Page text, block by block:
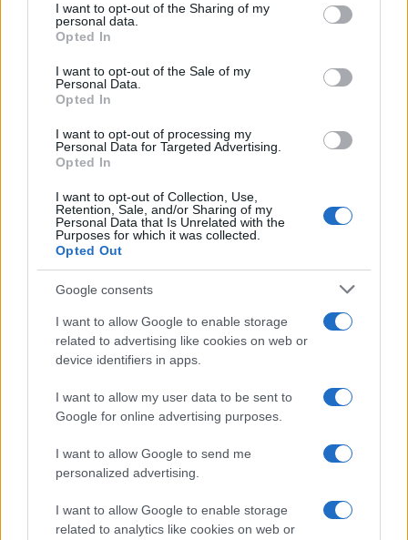
I want to opt-out of the Sharing of my
personal data.
Opted In
I want to opt-out of the Sale of my
Personal Data.
Opted In
I want to opt-out of processing my
Personal Data for Targeted Advertising.
Opted In
I want to opt-out of Collection, Use,
Retention, Sale, and/or Sharing of my
Personal Data that Is Unrelated with the
Purposes for which it was collected.
Opted Out
Google consents
I want to allow Google to enable storage
related to advertising like cookies on web or
device identifiers in apps.
I want to allow my user data to be sent to
Google for online advertising purposes.
I want to allow Google to send me
personalized advertising.
I want to allow Google to enable storage
related to analytics like cookies on web or
componenti si premiano tra di loro e si
proteggono, tanto che quando sbagliano a
scrivere “hanno” nessuno se ne accorge.
o Sangiuliano, ma questo moralismo proveniente
certi giornalisti
riesco proprio a sopportarlo.
Player
Nicola Porro, dalla Zuppa di Porro del 4 luglio